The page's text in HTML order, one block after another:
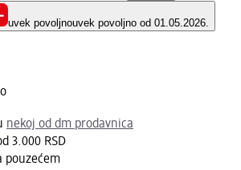
uvek povoljnouvek povoljno od 01.05.2026.
nekoj od dm prodavnica
3.000 RSD
pouzećem